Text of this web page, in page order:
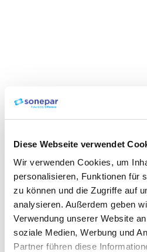
Diese Webseite verwendet
Wir verwenden Cookies, um
personalisieren, Funktionen für
zu können und die Zugriffe auf
analysieren. Außerdem geben
Verwendung unserer Website
soziale Medien, Werbung und
Partner führen diese